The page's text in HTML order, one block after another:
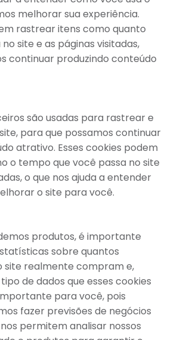
melhorar sua experiência.
rastrear itens como quanto
site e as páginas visitadas,
continuar produzindo conteúdo
são usadas para rastrear e
para que possamos continuar
atrativo. Esses cookies podem
o tempo que você passa no site
o que nos ajuda a entender
o site para você.
produtos, é importante
sobre quantos
site realmente compram e,
de dados que esses cookies
para você, pois
fazer previsões de negócios
permitem analisar nossos